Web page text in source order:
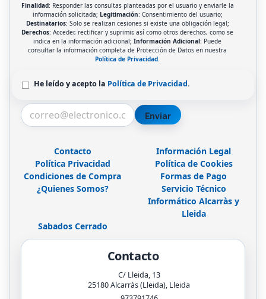
Finalidad: Responder las consultas planteadas por el usuario y enviarle la
información solicitada; Legitimación: Consentimiento del usuario;
Destinatarios: Solo se realizan cesiones si existe una obligación legal;
Derechos: Acceder, rectificar y suprimir, así como otros derechos, como se
indica en la información adicional;Información Adicional: Puede
consultar la información completa de Protección de Datos en nuestra
Política de Privacidad
He leído y acepto la Política de Privacidad.
Enviar
Contacto
Información Legal
Política Privacidad
Política de Cookies
Condiciones de Compra
Formas de Pago
¿Quienes Somos?
Servicio Técnico
Informático Alcarràs y
Lleida
Sabados Cerrado
Contacto
C/ Lleida, 13
25180Alcarràs (Lleida), Lleida